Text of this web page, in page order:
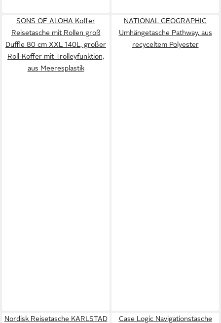
SONS OF ALOHA Koffer
Reisetasche mit Rollen groß
Duffle 80 cm XXL 140L, großer
Roll-Koffer mit Trolleyfunktion,
aus Meeresplastik
NATIONAL GEOGRAPHIC
Umhängetasche Pathway, aus
recyceltem Polyester
Nordisk Reisetasche KARLSTAD
Case Logic Navigationstasche